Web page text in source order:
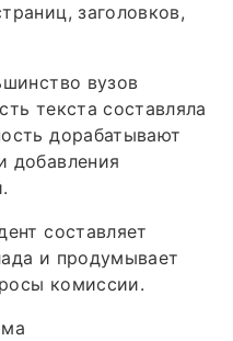
заголовков,
вузов
текста составляла
дорабатывают
добавления
составляет
и продумывает
комиссии.